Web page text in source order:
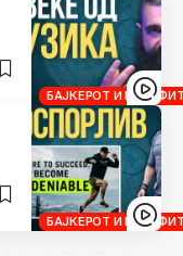
БАЈКЕРОТ И
БАЈКЕРОТ И